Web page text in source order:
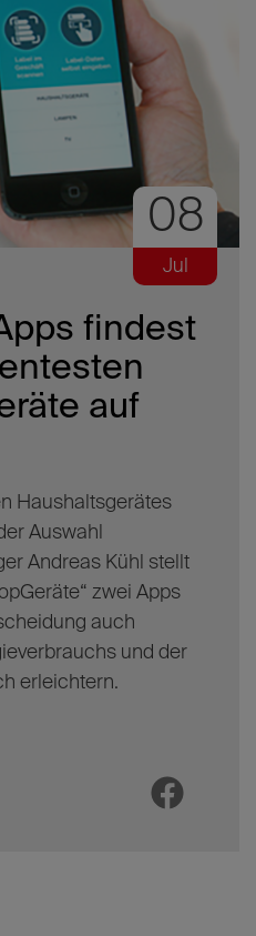
08
Jul
findest
auf
Haushaltsgerätes
Auswahl
Andreas Kühl stellt
zwei Apps
auch
und der
erleichtern.